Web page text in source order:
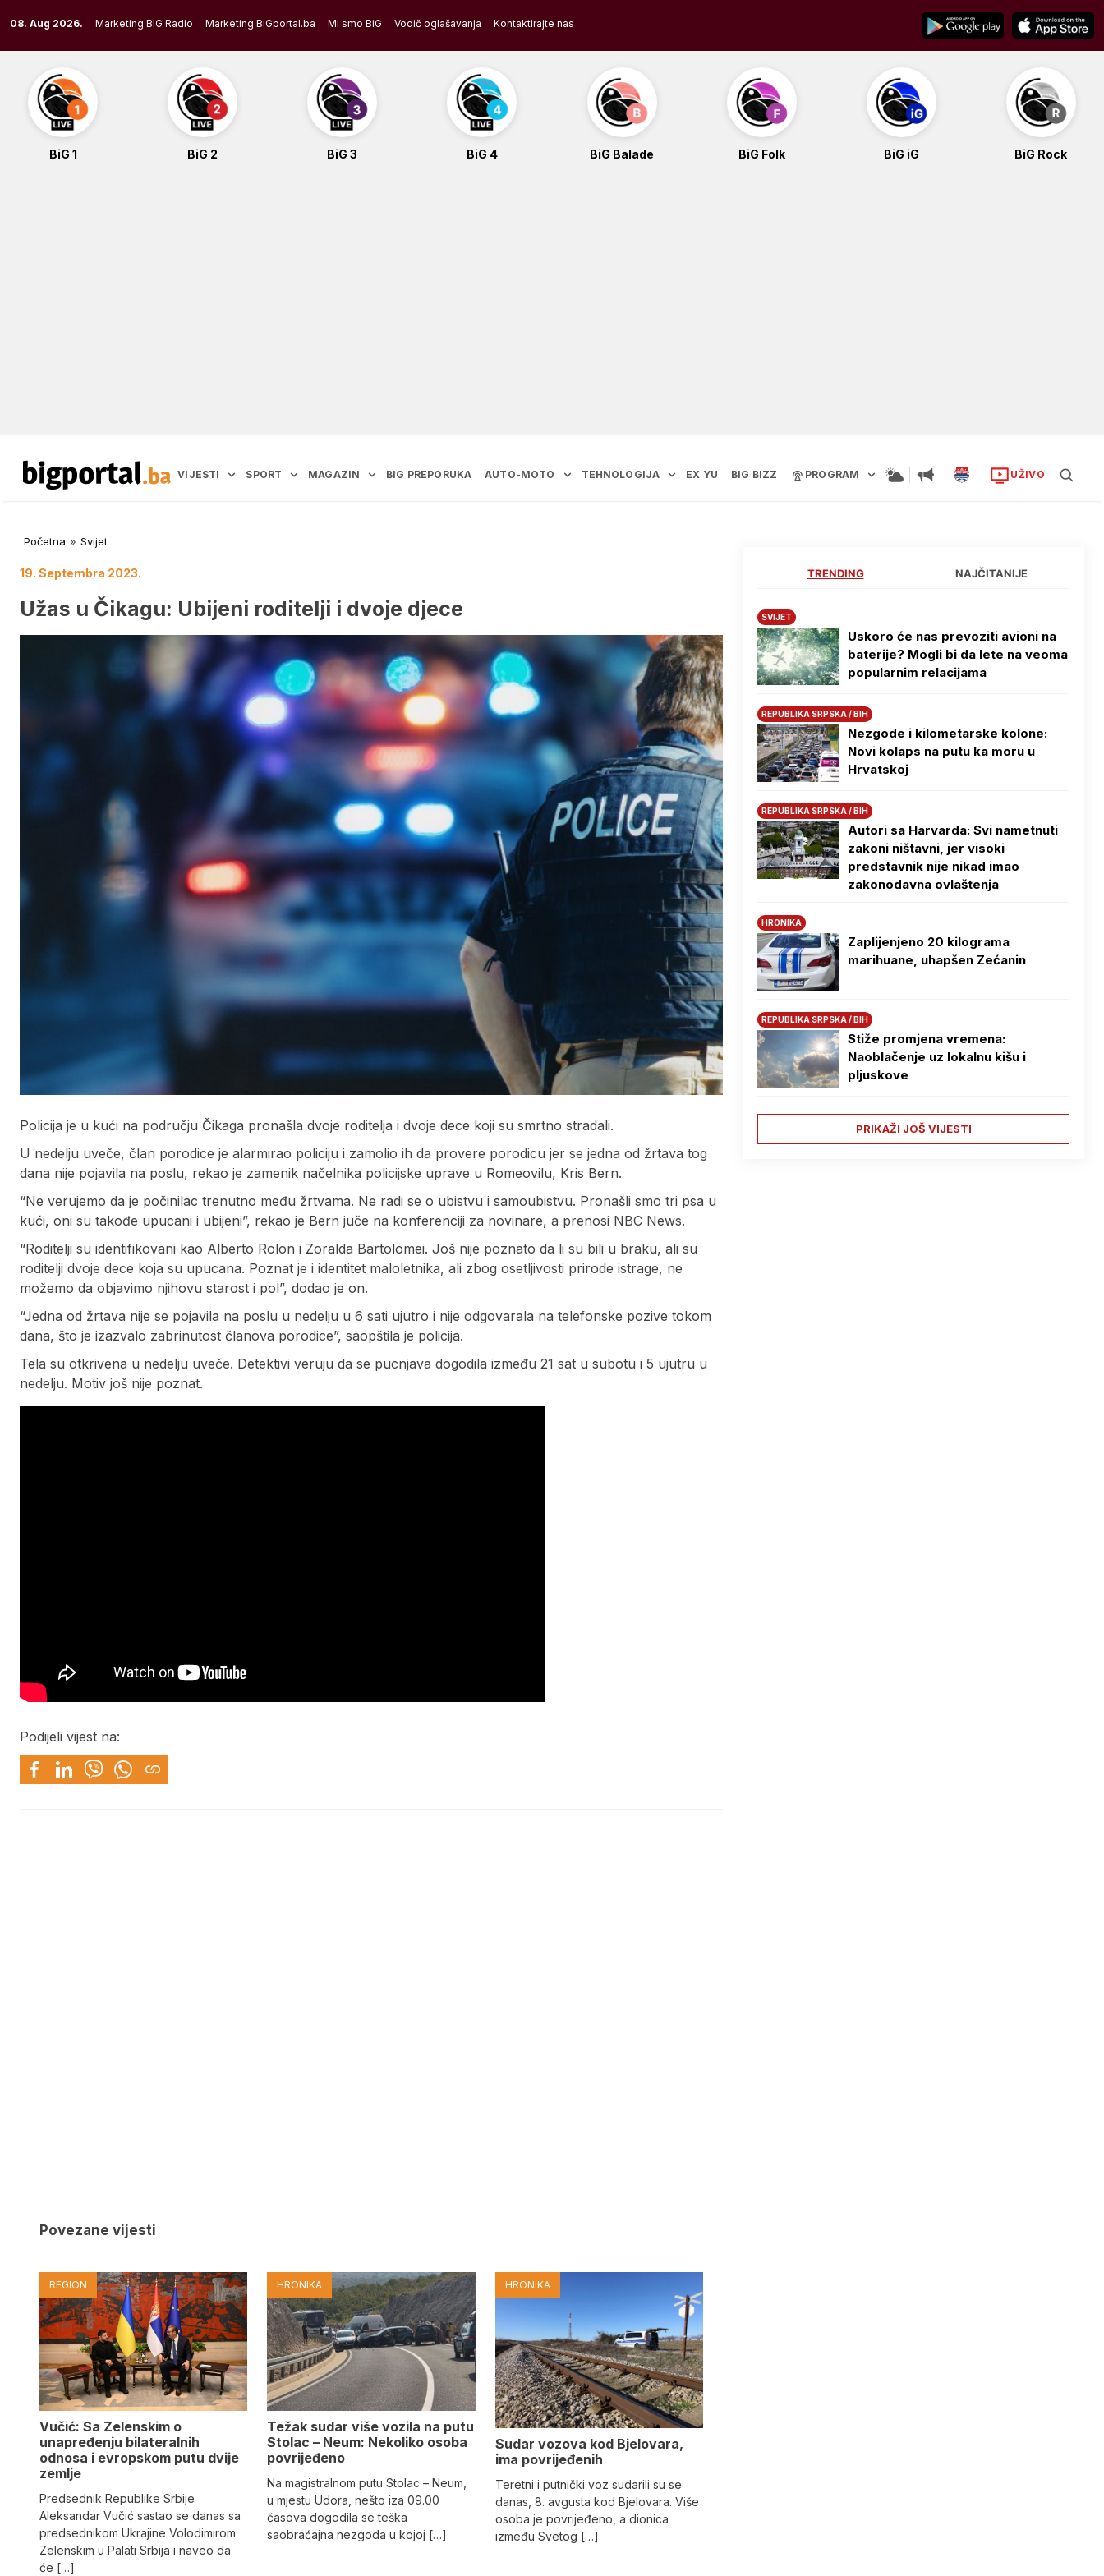
to
content
08. Aug 2026. Marketing BIG Radio Marketing BiGportal.ba Mi smo BiG Vodič oglašavanja Kontaktirajte nas
BiG 1 BiG 2 BiG 3 BiG 4 BiG Balade BiG Folk BiG iG BiG Rock
VIJESTI SPORT MAGAZIN BIG PREPORUKA AUTO-MOTO TEHNOLOGIJA EX YU BIG BIZZ PROGRAM UŽIVO
Početna » Svijet
19. Septembra 2023.
Užas u Čikagu: Ubijeni roditelji i dvoje djece
Policija je u kući na području Čikaga pronašla dvoje roditelja i dvoje dece koji su smrtno stradali.
U nedelju uveče, član porodice je alarmirao policiju i zamolio ih da provere porodicu jer se jedna od žrtava tog
dana nije pojavila na poslu, rekao je zamenik načelnika policijske uprave u Romeovilu, Kris Bern.
“Ne verujemo da je počinilac trenutno među žrtvama. Ne radi se o ubistvu i samoubistvu. Pronašli smo tri psa u
kući, oni su takođe upucani i ubijeni”, rekao je Bern juče na konferenciji za novinare, a prenosi NBC News.
“Roditelji su identifikovani kao Alberto Rolon i Zoralda Bartolomei. Još nije poznato da li su bili u braku, ali su
roditelji dvoje dece koja su upucana. Poznat je i identitet maloletnika, ali zbog osetljivosti prirode istrage, ne
možemo da objavimo njihovu starost i pol”, dodao je on.
“Jedna od žrtava nije se pojavila na poslu u nedelju u 6 sati ujutro i nije odgovarala na telefonske pozive tokom
dana, što je izazvalo zabrinutost članova porodice”, saopštila je policija.
Tela su otkrivena u nedelju uveče. Detektivi veruju da se pucnjava dogodila između 21 sat u subotu i 5 ujutru u
nedelju. Motiv još nije poznat.
Podijeli vijest na:
Povezane vijesti
REGION
Vučić: Sa Zelenskim o
unapređenju bilateralnih
odnosa i evropskom putu dvije
zemlje
Predsednik Republike Srbije
Aleksandar Vučić sastao se danas sa
predsednikom Ukrajine Volodimirom
Zelenskim u Palati Srbija i naveo da
će […]
HRONIKA
Težak sudar više vozila na putu
Stolac – Neum: Nekoliko osoba
povrijeđeno
Na magistralnom putu Stolac – Neum,
u mjestu Udora, nešto iza 09.00
časova dogodila se teška
saobraćajna nezgoda u kojoj […]
HRONIKA
Sudar vozova kod Bjelovara,
ima povrijeđenih
Teretni i putnički voz sudarili su se
danas, 8. avgusta kod Bjelovara. Više
osoba je povrijeđeno, a dionica
između Svetog […]
TRENDING NAJČITANIJE
SVIJET
Uskoro će nas prevoziti avioni na
baterije? Mogli bi da lete na veoma
popularnim relacijama
REPUBLIKA SRPSKA / BIH
Nezgode i kilometarske kolone:
Novi kolaps na putu ka moru u
Hrvatskoj
REPUBLIKA SRPSKA / BIH
Autori sa Harvarda: Svi nametnuti
zakoni ništavni, jer visoki
predstavnik nije nikad imao
zakonodavna ovlaštenja
HRONIKA
Zaplijenjeno 20 kilograma
marihuane, uhapšen Zećanin
REPUBLIKA SRPSKA / BIH
Stiže promjena vremena:
Naoblačenje uz lokalnu kišu i
pljuskove
PRIKAŽI JOŠ VIJESTI